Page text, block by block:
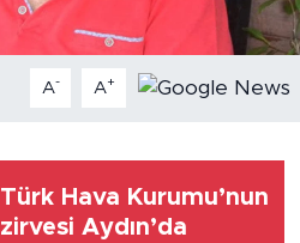
A- A+
Türk Hava Kurumu’nun
zirvesi Aydın’da